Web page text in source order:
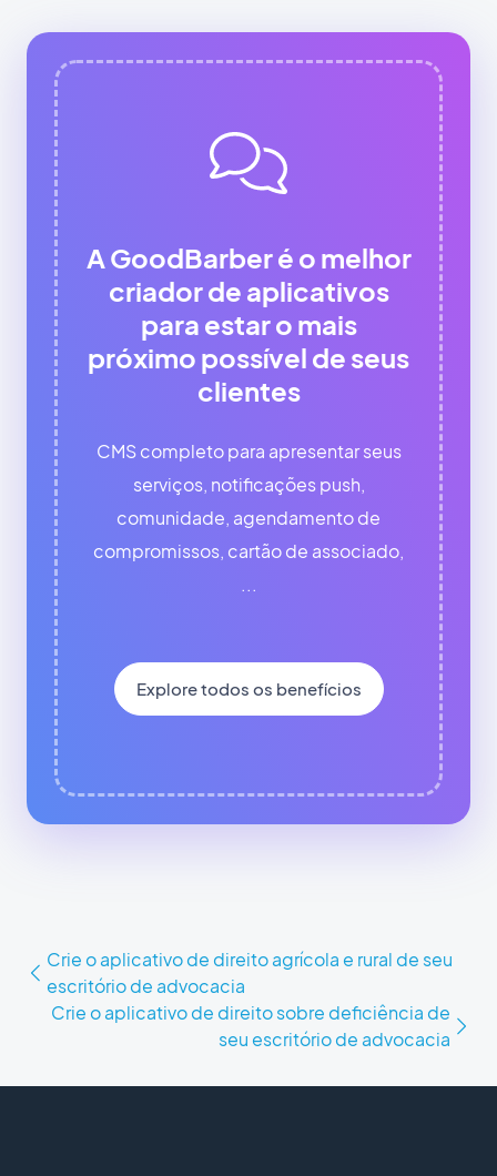
A GoodBarber é o melhor
criador de aplicativos
para estar o mais
próximo possível de seus
clientes
CMS completo para apresentar seus
serviços, notificações push,
comunidade, agendamento de
compromissos, cartão de associado,
...
Explore todos os benefícios
Crie o aplicativo de direito agrícola e rural de seu
escritório de advocacia
Crie o aplicativo de direito sobre deficiência de
seu escritório de advocacia